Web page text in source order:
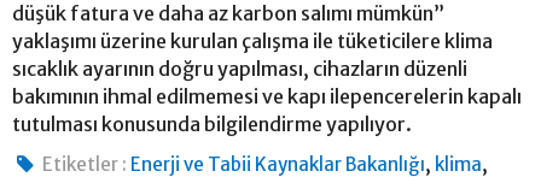
düşük fatura ve daha az karbon salımı mümkün”
yaklaşımı üzerine kurulan çalışma ile tüketicilere klima
sıcaklık ayarının doğru yapılması, cihazların düzenli
bakımının ihmal edilmemesi ve kapı ilepencerelerin kapalı
tutulması konusunda bilgilendirme yapılıyor.
Etiketler : Enerji ve Tabii Kaynaklar Bakanlığı, klima,